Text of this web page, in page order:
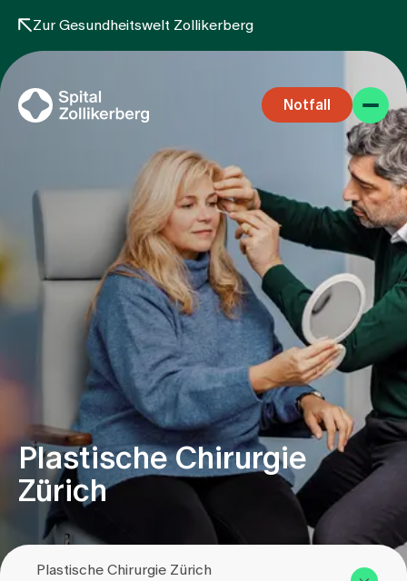
Zur Gesundheitswelt Zollikerberg
Notfall
Fachbereiche
Aufenthalt
Zuweisende
Events
Über uns
Plastische Chirurgie
Zürich
Plastische Chirurgie Zürich